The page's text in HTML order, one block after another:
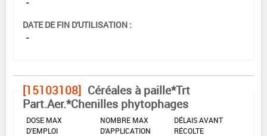
DATE DE FIN D'UTILISATION :
-
[15103108] Céréales à paille*Trt
Part.Aer.*Chenilles phytophages
DOSE MAX
D'EMPLOI
NOMBRE MAX
D'APPLICATION
DÉLAIS AVANT
RÉCOLTE